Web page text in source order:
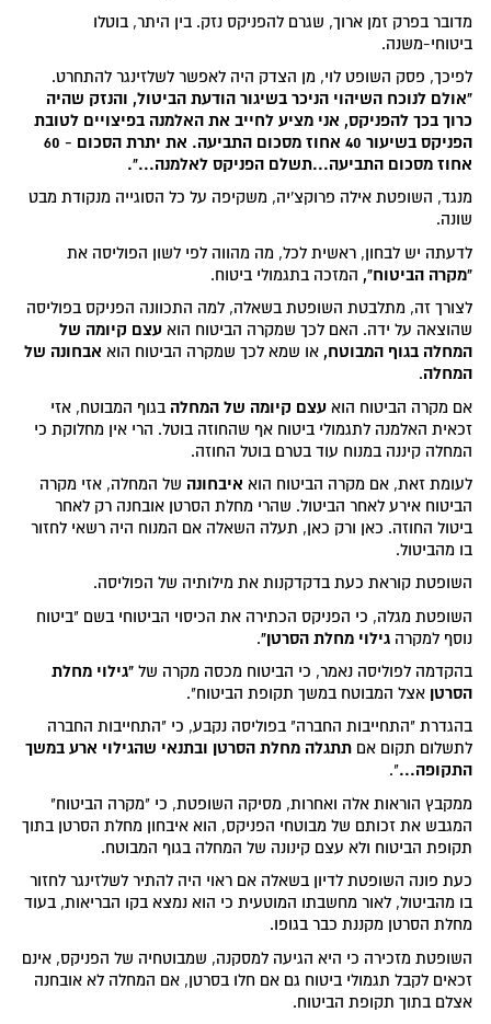
מדובר בפרק זמן ארוך, שגרם להפניקס נזק. בין היתר, בוטלו
ביטוחי-משנה.
לפיכך, פסק השופט לוי, מן הצדק היה לאפשר לשלזינגר להתחרט.
"אולם לנוכח השיהוי הניכר בשיגור הודעת הביטול, והנזק שהיה
כרוך בכך להפניקס, אני מציע לחייב את האלמנה בפיצויים לטובת
הפניקס בשיעור 40 אחוז מסכום התביעה. את יתרת הסכום - 60
אחוז מסכום התביעה...תשלם הפניקס לאלמנה...".
מנגד, השופטת אילה פרוקצ'יה, משקיפה על כל הסוגייה מנקודת מבט
שונה.
לדעתה יש לבחון, ראשית לכל, מה מהווה לפי לשון הפוליסה את
"מקרה הביטוח", המזכה בתגמולי ביטוח.
לצורך זה, מתלבטת השופטת בשאלה, למה התכוונה הפניקס בפוליסה
שהוצאה על ידה. האם לכך שמקרה הביטוח הואעצם קיומה של
המחלה בגוף המבוטח, או שמא לכך שמקרה הביטוח הוא אבחונה של
המחלה.
אם מקרה הביטוח הואעצם קיומה של המחלה בגוף המבוטח, אזי
זכאית האלמנה לתגמולי ביטוח אף שהחוזה בוטל. הרי אין מחלוקת כי
המחלה קיננה במנוח עוד בטרם בוטל החוזה.
לעומת זאת, אם מקרה הביטוח הוא איבחונה של המחלה, אזי מקרה
הביטוח אירע לאחר הביטול. שהרי מחלת הסרטן אובחנה רק לאחר
ביטול החוזה. כאן ורק כאן, תעלה השאלה אם המנוח היה רשאי לחזור
בו מהביטול.
השופטת קוראת כעת בדקדקנות את מילותיה של הפוליסה.
השופטת מגלה, כי הפניקס הכתירה את הכיסוי הביטוחי בשם "ביטוח
נוסף למקרהגילוי מחלת הסרטן".
בהקדמה לפוליסה נאמר, כי הביטוח מכסה מקרה של"גילוי מחלת
הסרטן אצל המבוטח במשך תקופת הביטוח".
בהגדרת "התחייבות החברה" בפוליסה נקבע, כי "התחייבות החברה
לתשלום תקום אםתתגלה מחלת הסרטן ובתנאי שהגילוי ארע במשך
התקופה...".
ממקבץ הוראות אלה ואחרות, מסיקה השופטת, כי "מקרה הביטוח"
המגבש את זכותם של מבוטחי הפניקס, הוא איבחון מחלת הסרטן בתוך
תקופת הביטוח ולא עצם קינונה של המחלה בגוף המבוטח.
כעת פונה השופטת לדיון בשאלה אם ראוי היה להתיר לשלזינגר לחזור
בו מהביטול, לאור מחשבתו המוטעית כי הוא נמצא בקו הבריאות, בעוד
מחלת הסרטן מקננת כבר בגופו.
השופטת מזכירה כי היא הגיעה למסקנה, שמבוטחיה של הפניקס, אינם
זכאים לקבל תגמולי ביטוח גם אם חלו בסרטן, אם המחלה לא אובחנה
אצלם בתוך תקופת הביטוח.